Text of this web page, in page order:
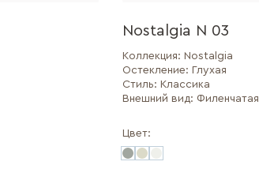
Nostalgia N 03
Коллекция: Nostalgia
Остекление: Глухая
Стиль: Классика
Внешний вид: Филенчатая
Цвет: